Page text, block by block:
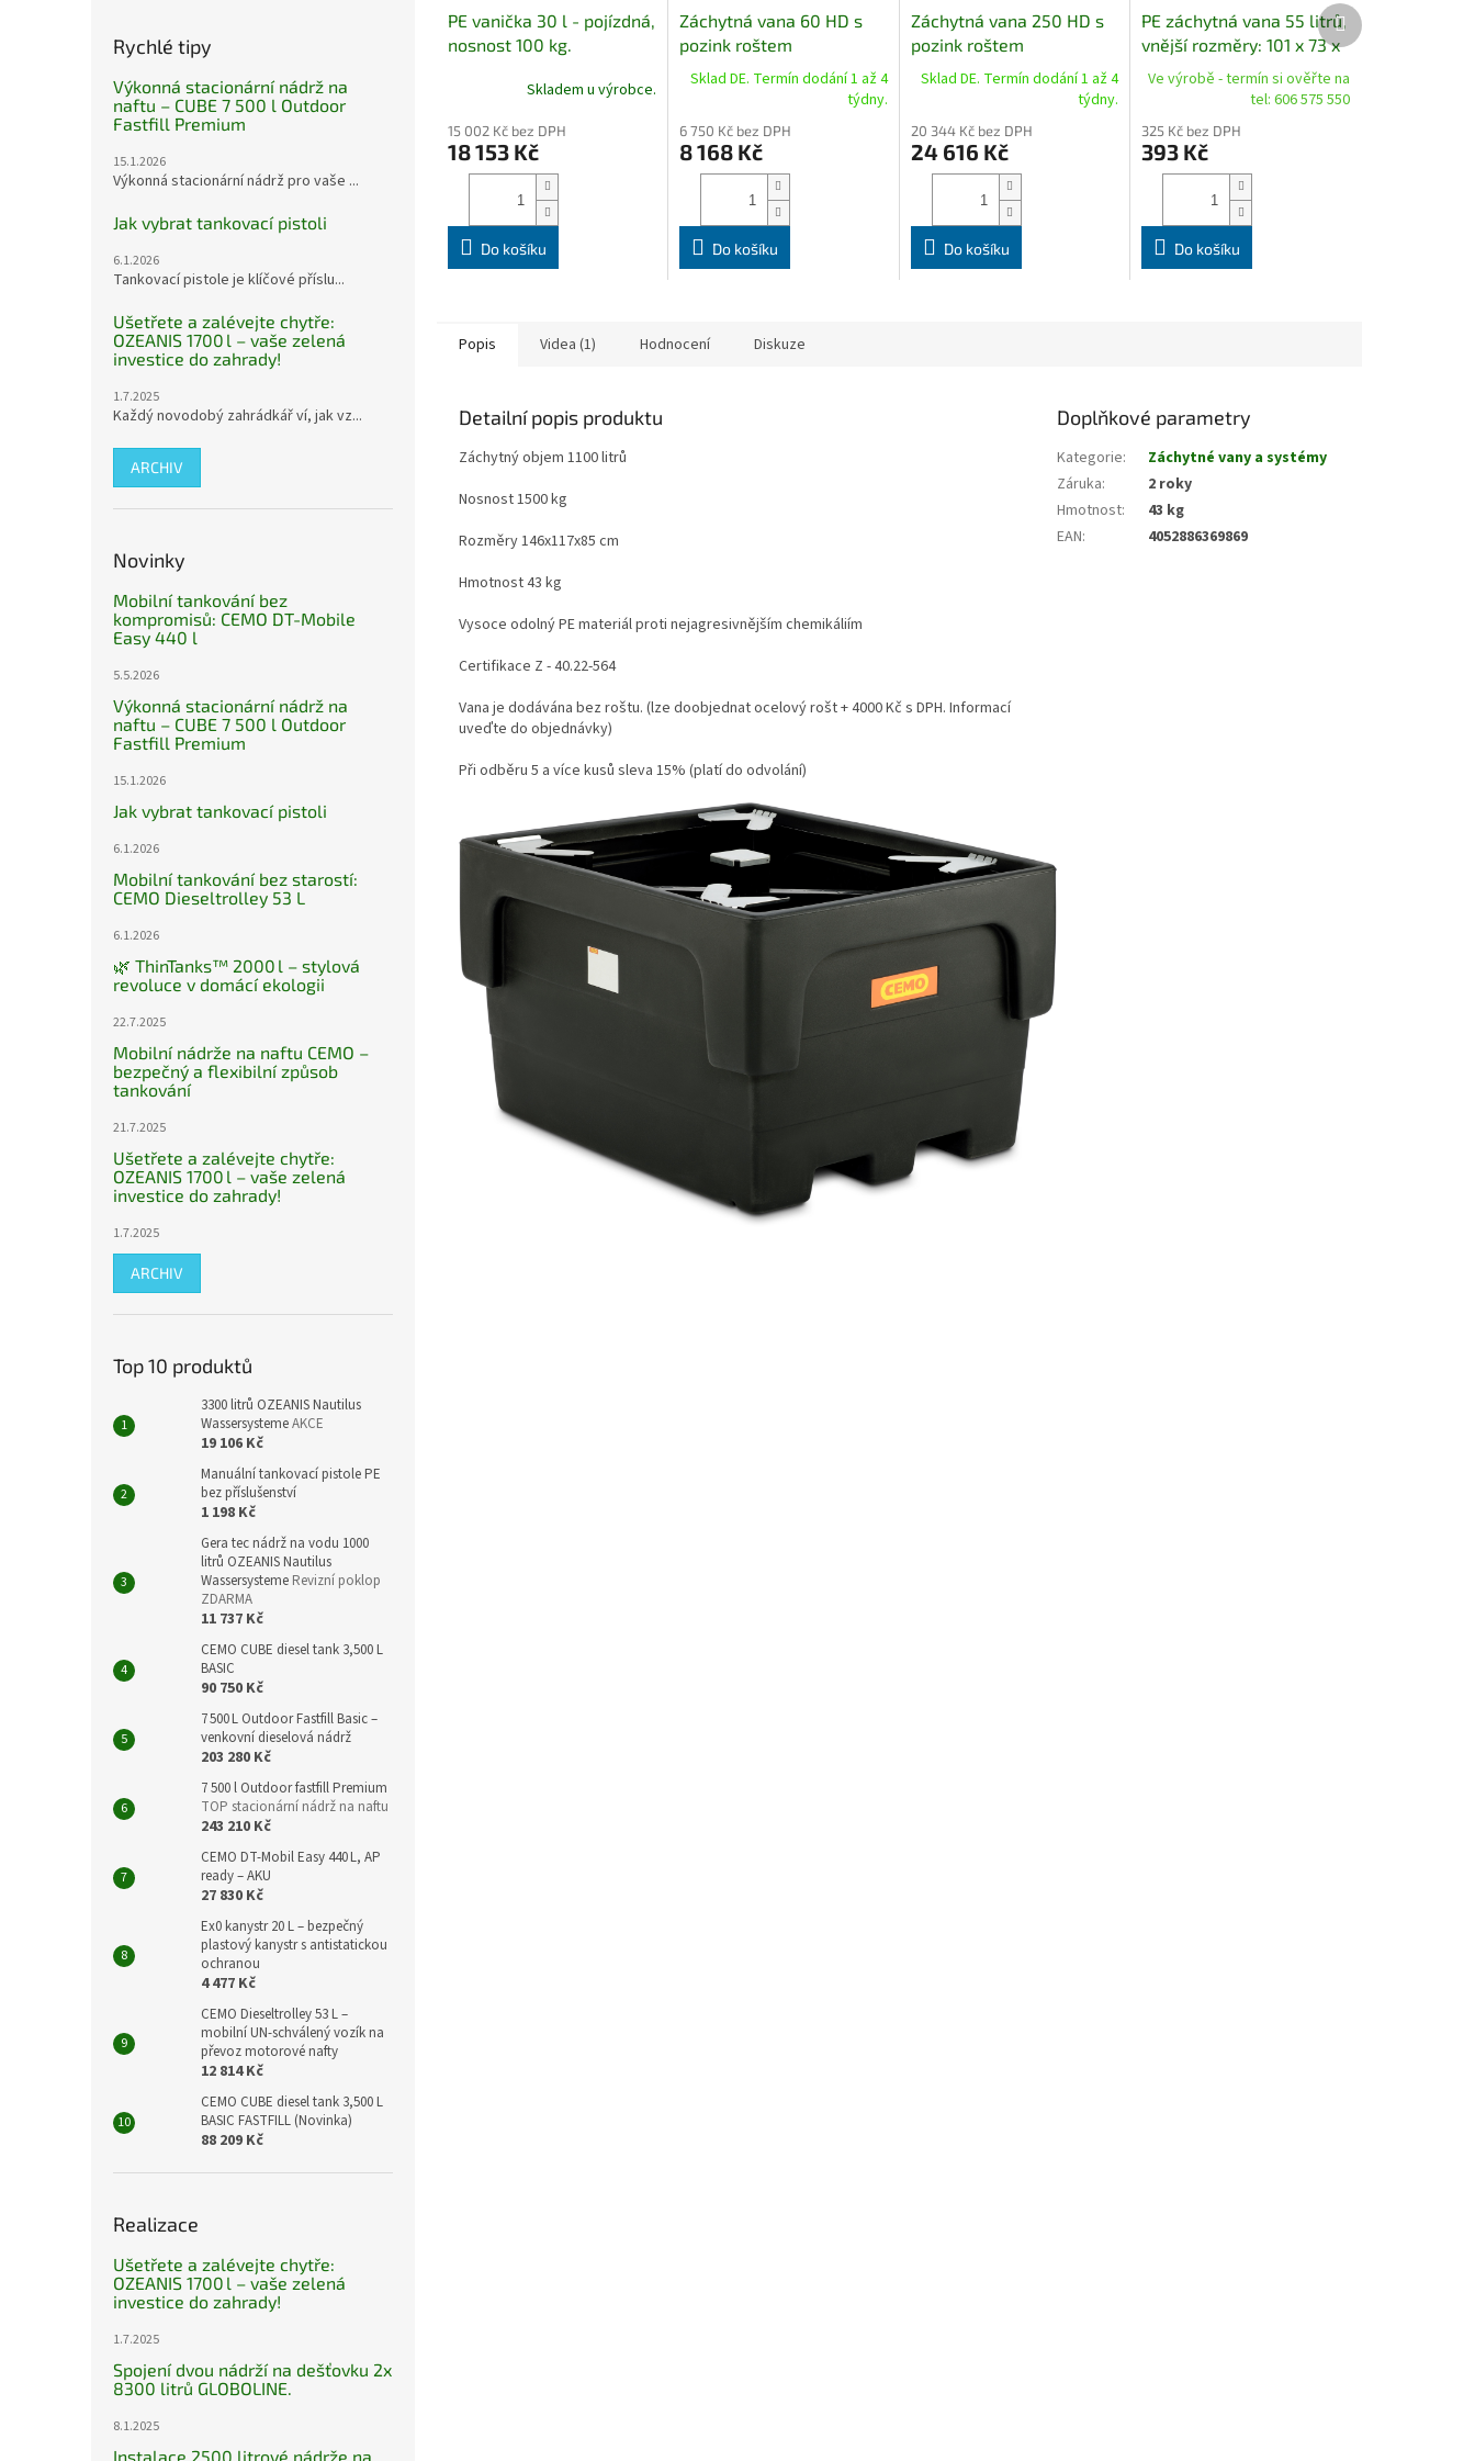
Rychlé tipy
Výkonná stacionární nádrž na
naftu – CUBE 7 500 l Outdoor
Fastfill Premium
15.1.2026
Výkonná stacionární nádrž pro vaše ...
Jak vybrat tankovací pistoli
6.1.2026
Tankovací pistole je klíčové příslu...
Ušetřete a zalévejte chytře:
OZEANIS 1700 l – vaše zelená
investice do zahrady!
1.7.2025
Každý novodobý zahrádkář ví, jak vz...
ARCHIV
Novinky
Mobilní tankování bez
kompromisů: CEMO DT-Mobile
Easy 440 l
5.5.2026
Výkonná stacionární nádrž na
naftu – CUBE 7 500 l Outdoor
Fastfill Premium
15.1.2026
Jak vybrat tankovací pistoli
6.1.2026
Mobilní tankování bez starostí:
CEMO Dieseltrolley 53 L
6.1.2026
🌿 ThinTanks™ 2000 l – stylová
revoluce v domácí ekologii
22.7.2025
Mobilní nádrže na naftu CEMO –
bezpečný a flexibilní způsob
tankování
21.7.2025
Ušetřete a zalévejte chytře:
OZEANIS 1700 l – vaše zelená
investice do zahrady!
1.7.2025
ARCHIV
Top 10 produktů
3300 litrů OZEANIS Nautilus
WassersystemeAKCE
19 106 Kč
Manuální tankovací pistole PE
bez příslušenství
1 198 Kč
Gera tec nádrž na vodu 1000
litrů OZEANIS Nautilus
Wassersysteme Revizní poklop
ZDARMA
11 737 Kč
CEMO CUBE diesel tank 3,500 L
BASIC
90 750 Kč
7 500 L Outdoor Fastfill Basic –
venkovní dieselová nádrž
203 280 Kč
7 500 l Outdoor fastfill Premium
TOP stacionární nádrž na naftu
243 210 Kč
CEMO DT‑Mobil Easy 440 L, AP
ready – AKU
27 830 Kč
Ex0 kanystr 20 L – bezpečný
plastový kanystr s antistatickou
ochranou
4 477 Kč
CEMO Dieseltrolley 53 L –
mobilní UN-schválený vozík na
převoz motorové nafty
12 814 Kč
CEMO CUBE diesel tank 3,500 L
BASIC FASTFILL (Novinka)
88 209 Kč
Realizace
Ušetřete a zalévejte chytře:
OZEANIS 1700 l – vaše zelená
investice do zahrady!
1.7.2025
Spojení dvou nádrží na dešťovku 2x
8300 litrů GLOBOLINE.
8.1.2025
Instalace 2500 litrové nádrže na
PE vanička 30 l - pojízdná,
nosnost 100 kg.
Skladem u výrobce.
15 002 Kč bez DPH
18 153 Kč
Do košíku
Záchytná vana 60 HD s
pozink roštem
Sklad DE. Termín dodání 1 až 4
týdny.
6 750 Kč bez DPH
8 168 Kč
Do košíku
Záchytná vana 250 HD s
pozink roštem
Sklad DE. Termín dodání 1 až 4
týdny.
20 344 Kč bez DPH
24 616 Kč
Do košíku
PE záchytná vana 55 litrů,
vnější rozměry: 101 x 73 x
12,5 cm
Ve výrobě - termín si ověřte na
tel: 606 575 550
325 Kč bez DPH
393 Kč
Do košíku
Další
produkt
Popis Videa (1) Hodnocení Diskuze
Detailní popis produktu
Záchytný objem 1100 litrů
Nosnost 1500 kg
Rozměry 146x117x85 cm
Hmotnost 43 kg
Vysoce odolný PE materiál proti nejagresivnějším chemikáliím
Certifikace Z - 40.22-564
Vana je dodávána bez roštu. (lze doobjednat ocelový rošt + 4000 Kč s DPH. Informací
uveďte do objednávky)
Při odběru 5 a více kusů sleva 15% (platí do odvolání)
Doplňkové parametry
Kategorie:
Záchytné vany a systémy
Záruka:
2 roky
Hmotnost:
43 kg
EAN: 4052886369869